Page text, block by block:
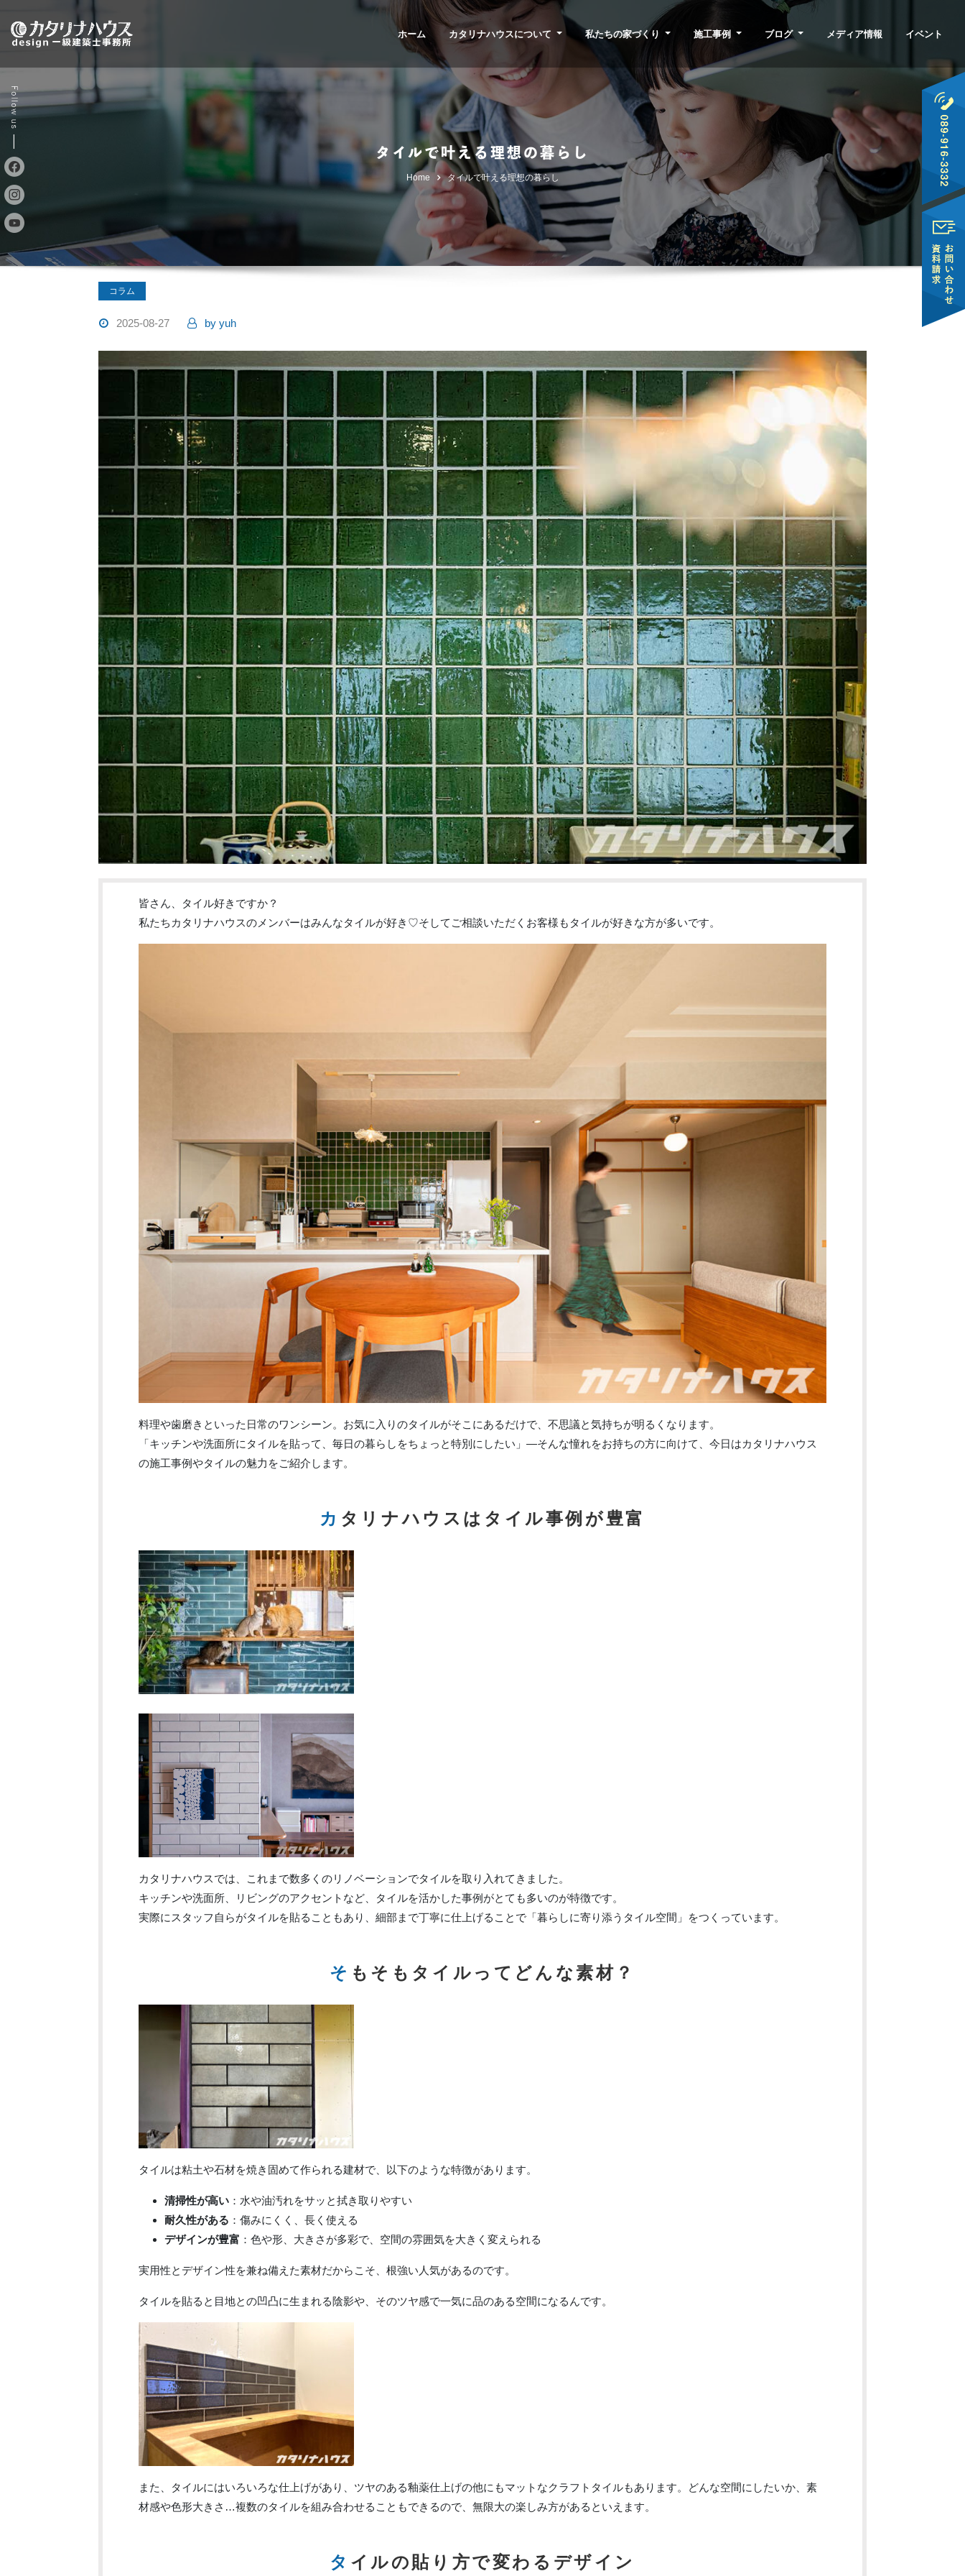
content
ホーム カタリナハウスについて 私たちの家づくり 施工事例 ブログ メディア情報 イベント
タイルで叶える理想の暮らし
Home タイルで叶える理想の暮らし
コラム
2025-08-27 by yuh
皆さん、タイル好きですか？
私たちカタリナハウスのメンバーはみんなタイルが好き♡そしてご相談いただくお客様もタイルが好きな方が多いです。
料理や歯磨きといった日常のワンシーン。お気に入りのタイルがそこにあるだけで、不思議と気持ちが明るくなります。
「キッチンや洗面所にタイルを貼って、毎日の暮らしをちょっと特別にしたい」―そんな憧れをお持ちの方に向けて、今日はカタリナハウス
の施工事例やタイルの魅力をご紹介します。
カタリナハウスはタイル事例が豊富
カタリナハウスでは、これまで数多くのリノベーションでタイルを取り入れてきました。
キッチンや洗面所、リビングのアクセントなど、タイルを活かした事例がとても多いのが特徴です。
実際にスタッフ自らがタイルを貼ることもあり、細部まで丁寧に仕上げることで「暮らしに寄り添うタイル空間」をつくっています。
そもそもタイルってどんな素材？
タイルは粘土や石材を焼き固めて作られる建材で、以下のような特徴があります。
清掃性が高い ：水や油汚れをサッと拭き取りやすい
耐久性がある ：傷みにくく、長く使える
デザインが豊富 ：色や形、大きさが多彩で、空間の雰囲気を大きく変えられる
実用性とデザイン性を兼ね備えた素材だからこそ、根強い人気があるのです。
タイルを貼ると目地との凹凸に生まれる陰影や、そのツヤ感で一気に品のある空間になるんです。
また、タイルにはいろいろな仕上げがあり、ツヤのある釉薬仕上げの他にもマットなクラフトタイルもあります。どんな空間にしたいか、素
材感や色形大きさ…複数のタイルを組み合わせることもできるので、無限大の楽しみ方があるといえます。
タイルの貼り方で変わるデザイン